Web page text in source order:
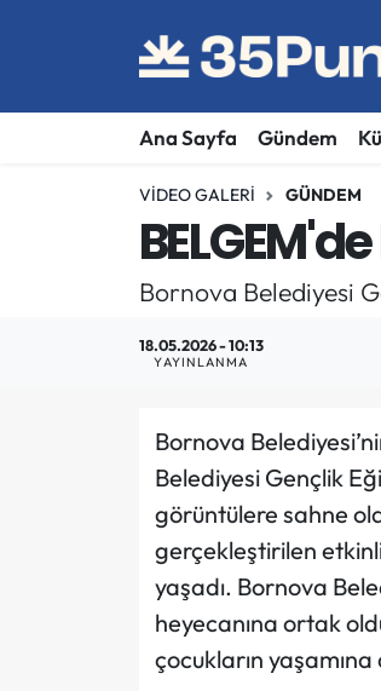
Ana Sayfa Gündem
VIDEO GALERI GÜNDEM
Bornova Belediyesi
18.05.2026 - 10:13
YAYINLANMA
Bornova
Belediyesi Gençlik
görüntülere sahne
gerçekleştirilen
yaşadı. Bornova
heyecanına ortak
çocukların